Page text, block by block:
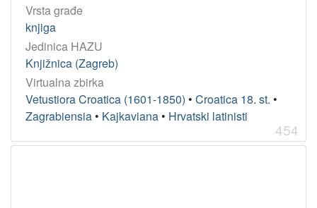
Vrsta građe
knjiga
Jedinica HAZU
Knjižnica (Zagreb)
Virtualna zbirka
Vetustiora Croatica (1601-1850) • Croatica 18. st. •
Zagrabiensia • Kajkaviana • Hrvatski latinisti
454